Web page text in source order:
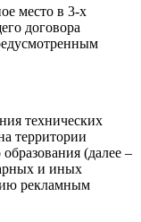
место в 3-х
договора
технических
территории
(далее –
и иных
рекламным